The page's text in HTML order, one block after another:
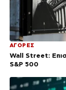
ΑΓΟΡΕΣ
Wall Street:
S&P 500